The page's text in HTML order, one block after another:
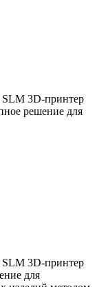
3D-принтер
решение для
3D-принтер
для